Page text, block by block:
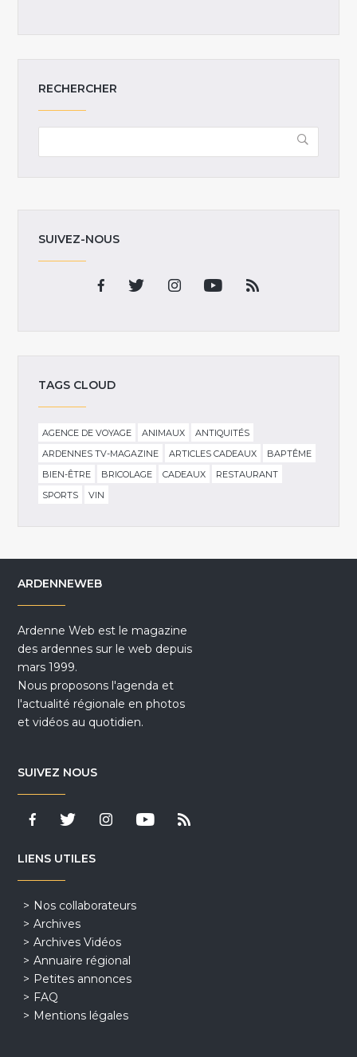
RECHERCHER
SUIVEZ-NOUS
TAGS CLOUD
AGENCE DE VOYAGE ANIMAUX
ANTIQUITÉS
ARDENNES TV-MAGAZINE
ARTICLES CADEAUX
BAPTÊME
BIEN-ÊTRE
BRICOLAGE CADEAUX
RESTAURANT
SPORTS
VIN
ARDENNEWEB
Ardenne Web est le magazine
des ardennes sur le web depuis
mars 1999.
Nous proposons l'agenda et
l'actualité régionale en photos
et vidéos au quotidien.
SUIVEZ NOUS
LIENS UTILES
Nos collaborateurs
Archives
Archives Vidéos
Annuaire régional
Petites annonces
FAQ
Mentions légales